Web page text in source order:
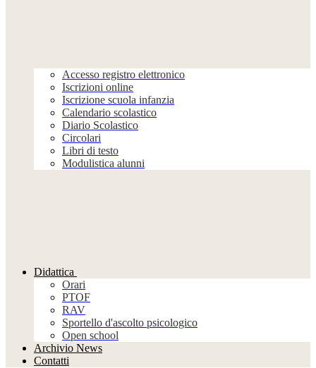
Accesso registro elettronico
Iscrizioni online
Iscrizione scuola infanzia
Calendario scolastico
Diario Scolastico
Circolari
Libri di testo
Modulistica alunni
Didattica
Orari
PTOF
RAV
Sportello d'ascolto psicologico
Open school
Archivio News
Contatti